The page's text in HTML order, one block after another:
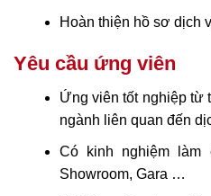
Hoàn thiện hồ sơ dịch
Yêu cầu ứng viên
Ứng viên tốt nghiệp từ
ngành liên quan đến
Có kinh nghiệm
Showroom, Gara …